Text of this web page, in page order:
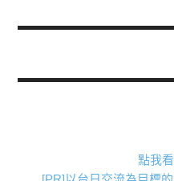
點我